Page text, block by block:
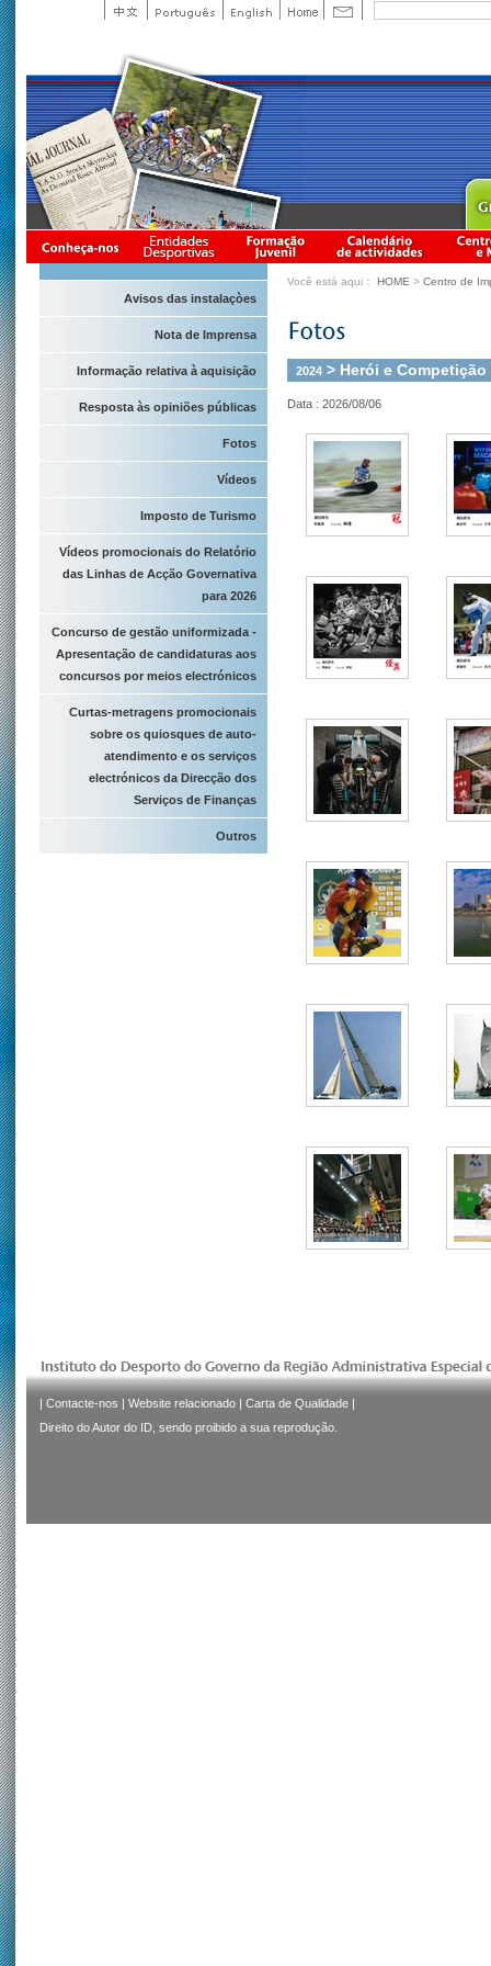
Avisos das instalaçòes
Nota de Imprensa
Informação relativa à aquisição
Resposta às opiniões públicas
Fotos
Vídeos
Imposto de Turismo
Vídeos promocionais do Relatório
das Linhas de Acção Governativa
para 2026
Concurso de gestão uniformizada -
Apresentação de candidaturas aos
concursos por meios electrónicos
Curtas-metragens promocionais
sobre os quiosques de auto-
atendimento e os serviços
electrónicos da Direcção dos
Serviços de Finanças
Outros
Você está aqui： HOME > Centro de
2024 > Herói e Competição
Data : 2026/08/06
| Contacte-nos | Website relacionado | Carta de Qualidade |
Direito do Autor do ID, sendo proibido a sua reprodução.